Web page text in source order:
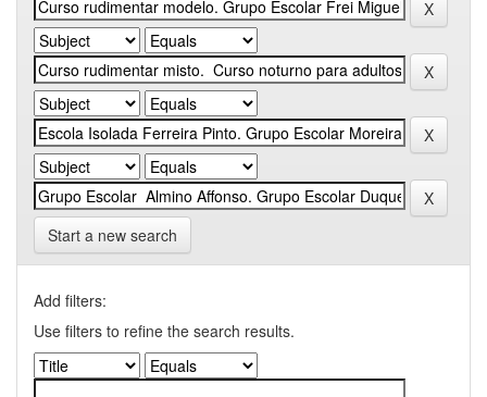
Start a new search
Add filters:
Use filters to refine the search results.